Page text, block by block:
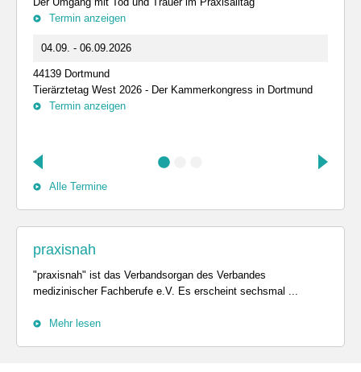
Termin anzeigen
04.09. - 06.09.2026
44139 Dortmund
Tierärztetag West 2026 - Der Kammerkongress in Dortmund
Termin anzeigen
Alle Termine
praxisnah
"praxisnah" ist das Verbandsorgan des Verbandes
medizinischer Fachberufe e.V. Es erscheint sechsmal ...
Mehr lesen